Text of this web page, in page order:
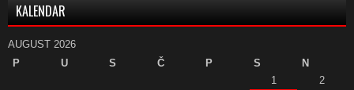
KALENDAR
AUGUST 2026
P
U S Č P S
N
1
2